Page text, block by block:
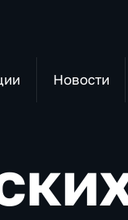
Новости